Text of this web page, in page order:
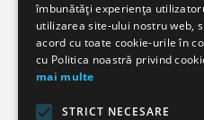
Sign in to
Username or email
îmbunătăți experiența
utilizarea site-ului nostru web,
acord cu toate cookie-urile în
cu Politica noastră privind
mai multe
STRICT NECESARE